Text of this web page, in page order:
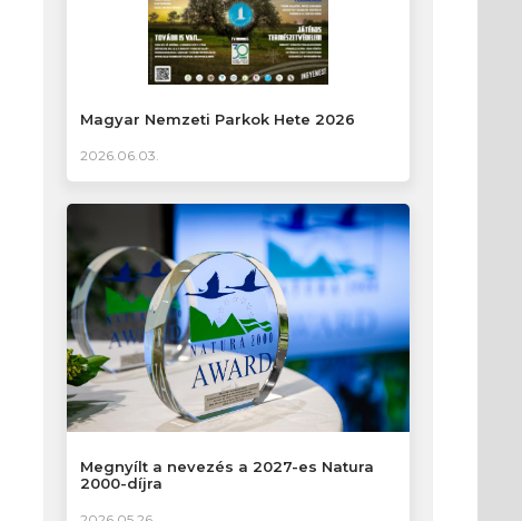
Magyar Nemzeti Parkok Hete 2026
2026.06.03.
Megnyílt a nevezés a 2027-es Natura
2000-díjra